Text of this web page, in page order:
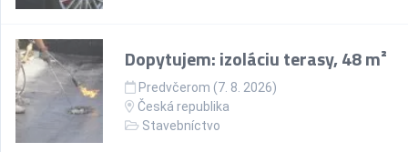
Dopytujem: izoláciu terasy, 48 m²
Predvčerom (7. 8. 2026)
Česká republika
Stavebníctvo